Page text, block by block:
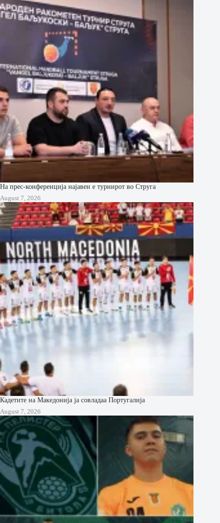
На прес-конференција најавен е турнирот во Струга
August 7, 2026
Кадетите на Македонија ја совладаа Португалија
August 7, 2026